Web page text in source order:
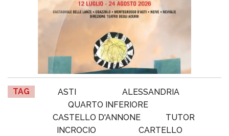
TAG ASTI
ALESSANDRIA
QUARTO INFERIORE
CASTELLO D'ANNONE
TUTOR
INCROCIO
CARTELLO